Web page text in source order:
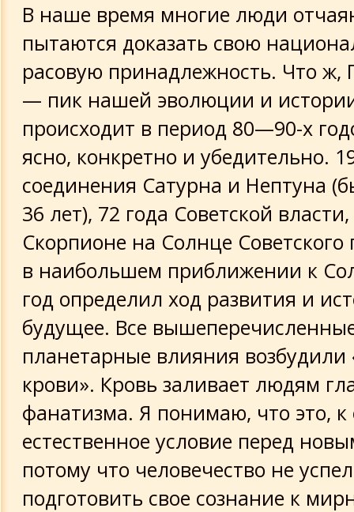
В наше время многие люди
пытаются доказать свою
расовую принадлежность. Что ж,
— пик нашей эволюции и
происходит в период 80—90-х
ясно, конкретно и убедительно.
соединения Сатурна и Нептуна
36 лет), 72 года Советской
Скорпионе на Солнце Советского
в наибольшем приближении к
год определил ход развития и
будущее. Все
планетарные влияния возбудили
крови». Кровь заливает людям
фанатизма. Я понимаю, что это,
естественное условие перед
потому что человечество не
подготовить свое сознание к